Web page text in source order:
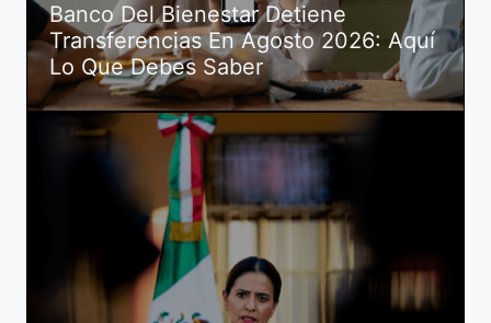
Banco Del Bienestar Detiene
Transferencias En Agosto 2026: Aquí
Lo Que Debes Saber